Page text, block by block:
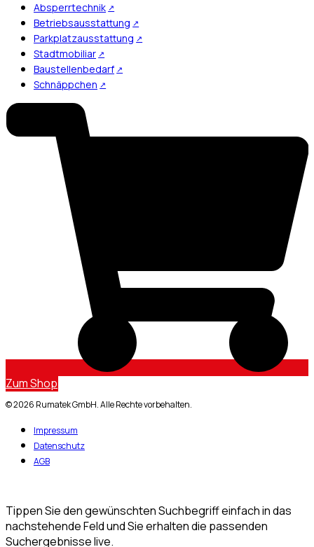
Absperrtechnik
Betriebsausstattung
Parkplatzausstattung
Stadtmobiliar
Baustellenbedarf
Schnäppchen
Zum Shop
© 2026 Rumatek GmbH. Alle Rechte vorbehalten.
Impressum
Datenschutz
AGB
Tippen Sie den gewünschten Suchbegriff einfach in das
nachstehende Feld und Sie erhalten die passenden
Suchergebnisse live.